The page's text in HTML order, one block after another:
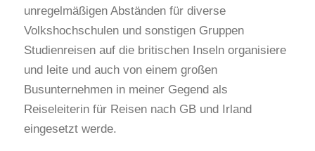
unregelmäßigen Abständen für diverse
Volkshochschulen und sonstigen Gruppen
Studienreisen auf die britischen Inseln organisiere
und leite und auch von einem großen
Busunternehmen in meiner Gegend als
Reiseleiterin für Reisen nach GB und Irland
eingesetzt werde.